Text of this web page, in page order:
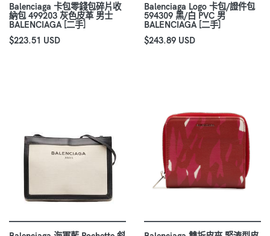
Balenciaga 卡包零錢包碎片收
納包 499203 灰色皮革 男士
BALENCIAGA [二手]
$223.51 USD
Balenciaga Logo 卡包/證件包
594309 黑/白 PVC 男
BALENCIAGA [二手]
$243.89 USD